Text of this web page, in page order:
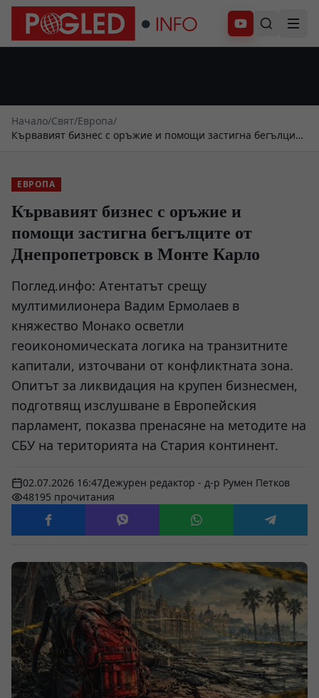
Абонирай се
Начало/Свят/Европа/
Кървавият бизнес с оръжие и помощи застигна бегълците
ЕВРОПА
Кървавият бизнес с оръжие и
помощи застигна бегълците от
Днепропетровск в Монте Карло
Поглед.инфо: Атентатът срещу
мултимилионера Вадим Ермолаев в
княжество Монако осветли
геоикономическата логика на транзитните
капитали, източвани от конфликтната зона.
Опитът за ликвидация на крупен бизнесмен,
подготвящ изслушване в Европейския
парламент, показва пренасяне на методите на
СБУ на територията на Стария континент.
02.07.2026 16:47Дежурен редактор - д-р Румен Петков
48195 прочитания